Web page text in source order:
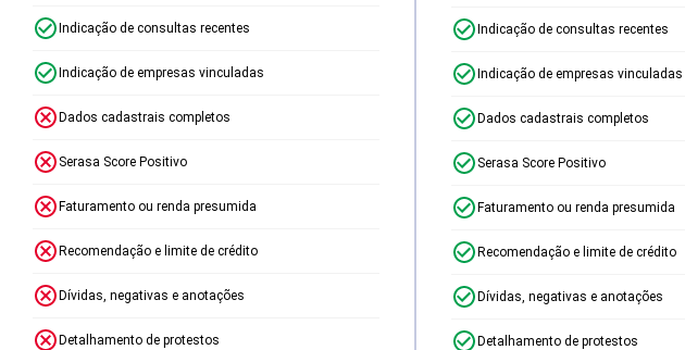
Indicação de consultas recentes
Indicação de empresas vinculadas
Dados cadastrais completos
Serasa Score Positivo
Faturamento ou renda presumida
Recomendação e limite de crédito
Dívidas, negativas e anotações
Detalhamento de protestos
Indicação de consultas recentes
Indicação de empresas vinculadas
Dados cadastrais completos
Serasa Score Positivo
Faturamento ou renda presumida
Recomendação e limite de crédito
Dívidas, negativas e anotações
Detalhamento de protestos